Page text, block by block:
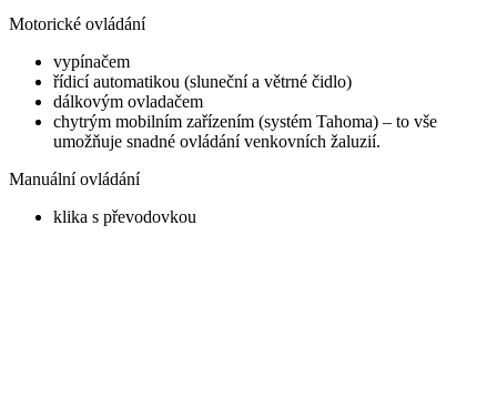
Motorické ovládání
vypínačem
řídicí automatikou (sluneční a větrné čidlo)
dálkovým ovladačem
chytrým mobilním zařízením (systém Tahoma) – to vše
umožňuje snadné ovládání venkovních žaluzií.
Manuální ovládání
klika s převodovkou